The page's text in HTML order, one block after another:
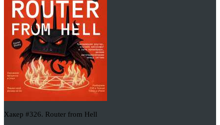
Хакер #326. Router from Hell